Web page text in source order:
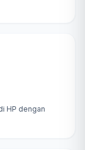
HP dengan